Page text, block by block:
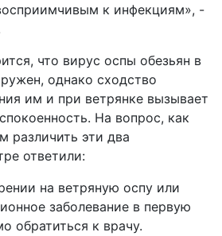
к инфекциям», -
что вирус оспы обезьян в
однако сходство
им и при ветрянке вызывает
На вопрос, как
различить эти два
ответили:
на ветряную оспу или
заболевание в первую
обратиться к врачу.